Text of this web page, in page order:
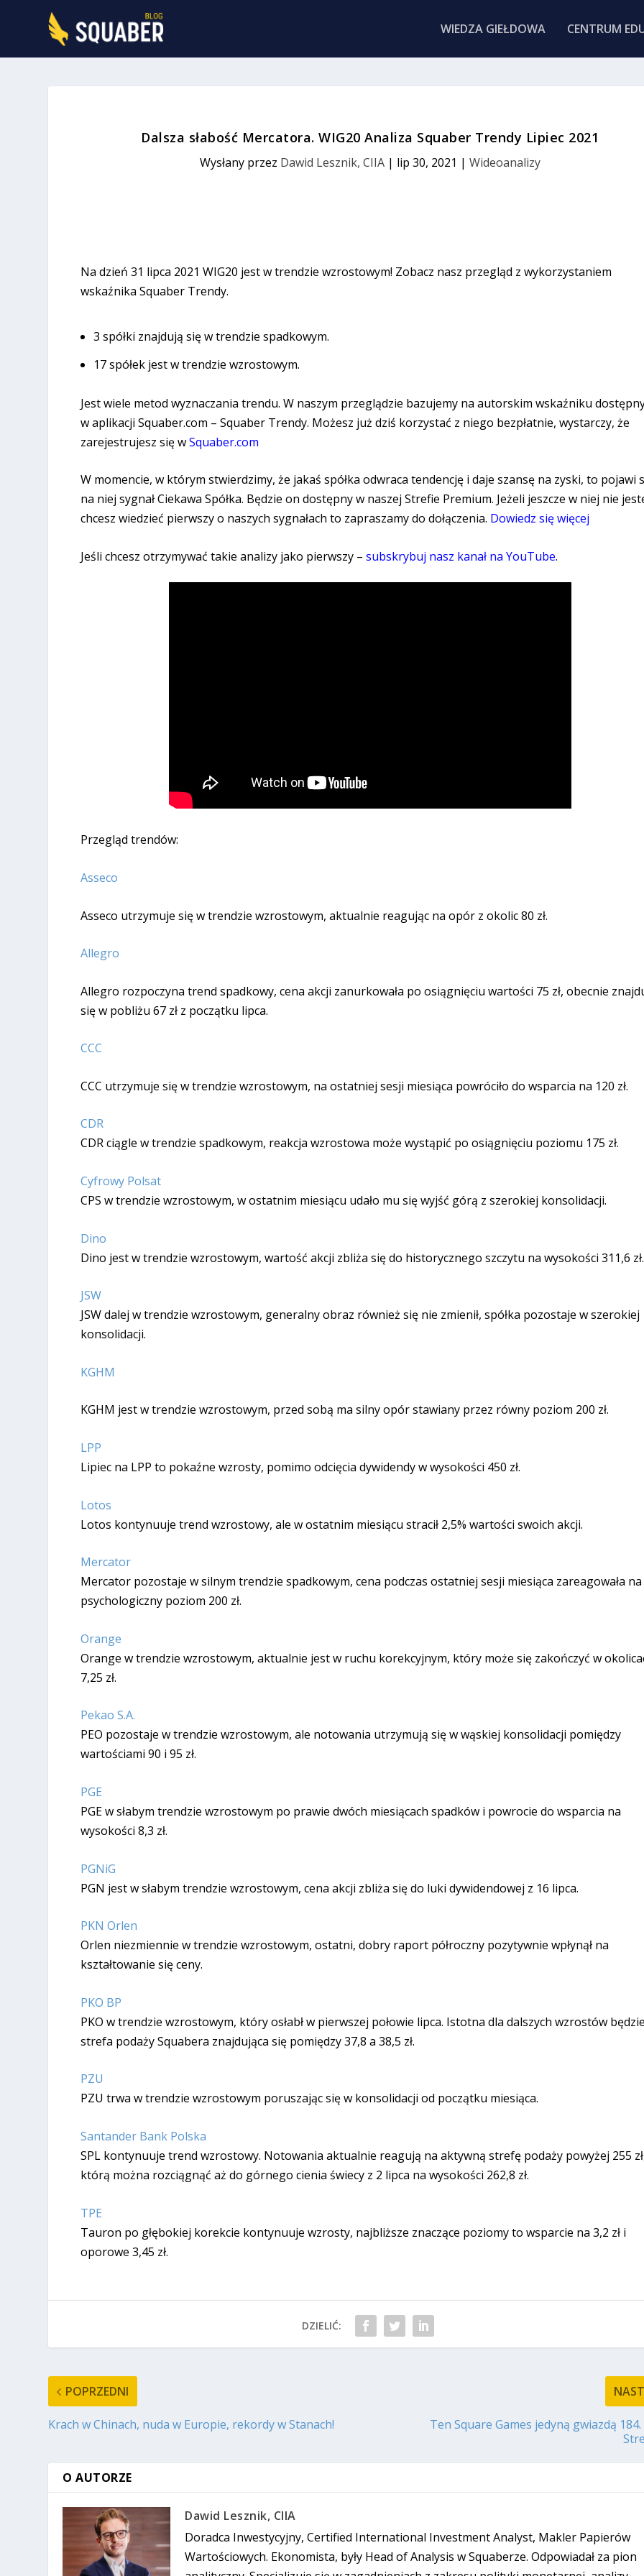
WIEDZA GIEŁDOWA CENTRUM
Dalsza słabość Mercatora. WIG20 Analiza Squaber Trendy Lipiec 2021
Wysłany przez Dawid Lesznik, CIIA| lip 30, 2021 | Wideoanalizy
Na dzień 31 lipca 2021 WIG20 jest w trendzie wzrostowym! Zobacz nasz przegląd z wykorzystaniem
wskaźnika Squaber Trendy.
3 spółki znajdują się w trendzie spadkowym.
17 spółek jest w trendzie wzrostowym.
Jest wiele metod wyznaczania trendu. W naszym przeglądzie bazujemy na autorskim wskaźniku
w aplikacji Squaber.com – Squaber Trendy. Możesz już dziś korzystać z niego bezpłatnie, wystarczy, że
zarejestrujesz się wSquaber.com
W momencie, w którym stwierdzimy, że jakaś spółka odwraca tendencję i daje szansę na zyski, to pojawi
na niej sygnał Ciekawa Spółka. Będzie on dostępny w naszej Strefie Premium. Jeżeli jeszcze w niej nie
chcesz wiedzieć pierwszy o naszych sygnałach to zapraszamy do dołączenia. Dowiedz się więcej
Jeśli chcesz otrzymywać takie analizy jako pierwszy – subskrybuj nasz kanał na YouTube.
Przegląd trendów:
Asseco
Asseco utrzymuje się w trendzie wzrostowym, aktualnie reagując na opór z okolic 80 zł.
Allegro
Allegro rozpoczyna trend spadkowy, cena akcji zanurkowała po osiągnięciu wartości 75 zł, obecnie
się w pobliżu 67 zł z początku lipca.
CCC
CCC utrzymuje się w trendzie wzrostowym, na ostatniej sesji miesiąca powróciło do wsparcia na 120 zł.
CDR
CDR ciągle w trendzie spadkowym, reakcja wzrostowa może wystąpić po osiągnięciu poziomu 175 zł.
Cyfrowy Polsat
CPS w trendzie wzrostowym, w ostatnim miesiącu udało mu się wyjść górą z szerokiej konsolidacji.
Dino
Dino jest w trendzie wzrostowym, wartość akcji zbliża się do historycznego szczytu na wysokości 311,6 zł.
JSW
JSW dalej w trendzie wzrostowym, generalny obraz również się nie zmienił, spółka pozostaje w szerokiej
konsolidacji.
KGHM
KGHM jest w trendzie wzrostowym, przed sobą ma silny opór stawiany przez równy poziom 200 zł.
LPP
Lipiec na LPP to pokaźne wzrosty, pomimo odcięcia dywidendy w wysokości 450 zł.
Lotos
Lotos kontynuuje trend wzrostowy, ale w ostatnim miesiącu stracił 2,5% wartości swoich akcji.
Mercator
Mercator pozostaje w silnym trendzie spadkowym, cena podczas ostatniej sesji miesiąca zareagowała na
psychologiczny poziom 200 zł.
Orange
Orange w trendzie wzrostowym, aktualnie jest w ruchu korekcyjnym, który może się zakończyć w
7,25 zł.
Pekao S.A.
PEO pozostaje w trendzie wzrostowym, ale notowania utrzymują się w wąskiej konsolidacji pomiędzy
wartościami 90 i 95 zł.
PGE
PGE w słabym trendzie wzrostowym po prawie dwóch miesiącach spadków i powrocie do wsparcia na
wysokości 8,3 zł.
PGNiG
PGN jest w słabym trendzie wzrostowym, cena akcji zbliża się do luki dywidendowej z 16 lipca.
PKN Orlen
Orlen niezmiennie w trendzie wzrostowym, ostatni, dobry raport półroczny pozytywnie wpłynął na
kształtowanie się ceny.
PKO BP
PKO w trendzie wzrostowym, który osłabł w pierwszej połowie lipca. Istotna dla dalszych wzrostów
strefa podaży Squabera znajdująca się pomiędzy 37,8 a 38,5 zł.
PZU
PZU trwa w trendzie wzrostowym poruszając się w konsolidacji od początku miesiąca.
Santander Bank Polska
SPL kontynuuje trend wzrostowy. Notowania aktualnie reagują na aktywną strefę podaży powyżej 255
którą można rozciągnąć aż do górnego cienia świecy z 2 lipca na wysokości 262,8 zł.
TPE
Tauron po głębokiej korekcie kontynuuje wzrosty, najbliższe znaczące poziomy to wsparcie na 3,2 zł i
oporowe 3,45 zł.
DZIELIĆ:
POPRZEDNI
Krach w Chinach, nuda w Europie, rekordy w Stanach!
Ten Square Games jedyną gwiazdą
O AUTORZE
Dawid Lesznik, CIIA
Doradca Inwestycyjny, Certified International Investment Analyst, Makler Papierów
Wartościowych. Ekonomista, były Head of Analysis w Squaberze. Odpowiadał za pion